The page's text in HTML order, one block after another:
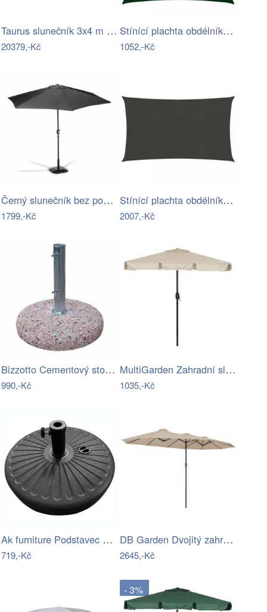
Taurus slunečník 3x4 m šedý
20379,-Kč
Stínící plachta obdélníková 2 x 3 m…
1052,-Kč
Černý slunečník bez podstavce Bonami…
1799,-Kč
Stínící plachta obdélníková HDPE 3,5 x…
2007,-Kč
Bizzotto Cementový stojan na slunečník…
990,-Kč
MultiGarden Zahradní slunečník Kosy…
1035,-Kč
Ak furniture Podstavec pod slunečník…
719,-Kč
DB Garden Dvojitý zahradní slunečník…
2645,-Kč
- 3%